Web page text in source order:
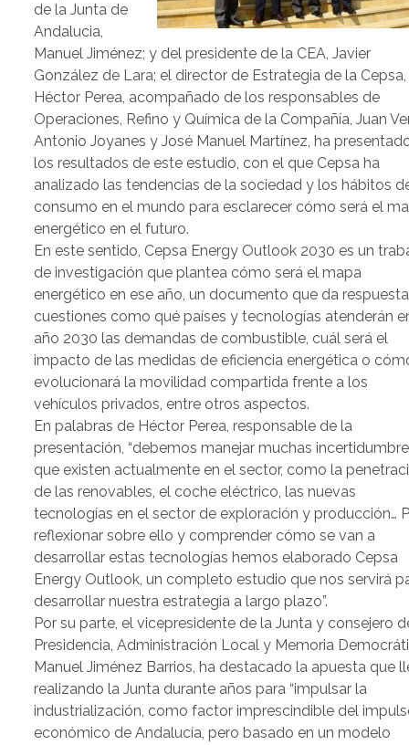
de la Junta de
Andalucia,
Manuel Jiménez; y del presidente de la CEA, Javier
González de Lara; el director de Estrategia de la Cepsa,
Héctor Perea, acompañado de los responsables de
Operaciones, Refino y Química de la Compañía, Juan
Antonio Joyanes y José Manuel Martínez, ha
los resultados de este estudio, con el que Cepsa ha
analizado las tendencias de la sociedad y los hábitos
consumo en el mundo para esclarecer cómo será el
energético en el futuro.
En este sentido, Cepsa Energy Outlook 2030 es un
de investigación que plantea cómo será el mapa
energético en ese año, un documento que da
cuestiones como qué países y tecnologías atenderán
año 2030 las demandas de combustible, cuál será el
impacto de las medidas de eficiencia energética o
evolucionará la movilidad compartida frente a los
vehículos privados, entre otros aspectos.
En palabras de Héctor Perea, responsable de la
presentación, “debemos manejar muchas
que existen actualmente en el sector, como la
de las renovables, el coche eléctrico, las nuevas
tecnologías en el sector de exploración y producción…
reflexionar sobre ello y comprender cómo se van a
desarrollar estas tecnologías hemos elaborado Cepsa
Energy Outlook, un completo estudio que nos servirá
desarrollar nuestra estrategia a largo plazo”.
Por su parte, el vicepresidente de la Junta y consejero
Presidencia, Administración Local y Memoria
Manuel Jiménez Barrios, ha destacado la apuesta que
realizando la Junta durante años para “impulsar la
industrialización, como factor imprescindible del
económico de Andalucía, pero basado en un modelo